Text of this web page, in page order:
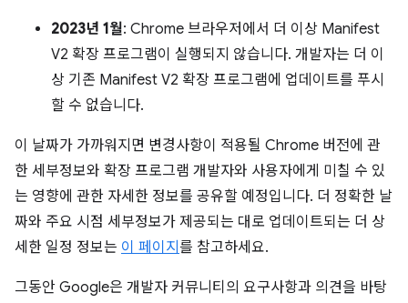
2023년 1월: Chrome 브라우저에서 더 이상 Manifest
V2 확장 프로그램이 실행되지 않습니다. 개발자는 더 이
상 기존 Manifest V2 확장 프로그램에 업데이트를 푸시
할 수 없습니다.
이 날짜가 가까워지면 변경사항이 적용될 Chrome 버전에 관
한 세부정보와 확장 프로그램 개발자와 사용자에게 미칠 수 있
는 영향에 관한 자세한 정보를 공유할 예정입니다. 더 정확한 날
짜와 주요 시점 세부정보가 제공되는 대로 업데이트되는 더 상
세한 일정 정보는 이 페이지 를 참고하세요.
그동안 Google은 개발자 커뮤니티의 요구사항과 의견을 바탕